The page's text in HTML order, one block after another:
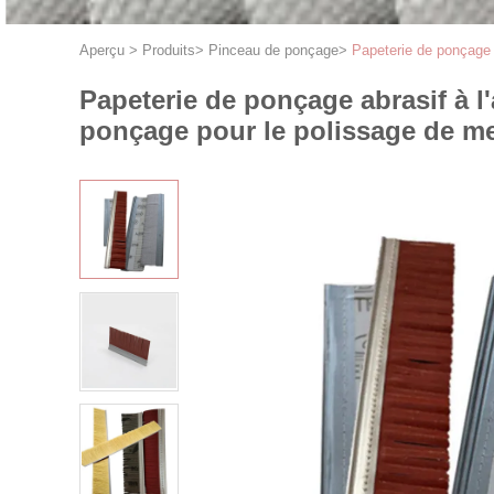
Aperçu > Produits> Pinceau de ponçage> Papeterie de
Papeterie de ponçage abrasif à
ponçage pour le polissage de